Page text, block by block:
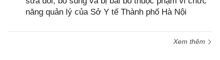
năng quản lý của Sở Y tế Thành phố Hà Nội
Xem thêm